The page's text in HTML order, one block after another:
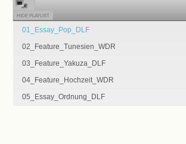
HIDE PLAYLIST
01_Essay_Pop_DLF
02_Feature_Tunesien_WDR
03_Feature_Yakuza_DLF
04_Feature_Hochzeit_WDR
05_Essay_Ordnung_DLF